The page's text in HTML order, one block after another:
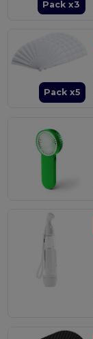
Pack x3
Pack x5